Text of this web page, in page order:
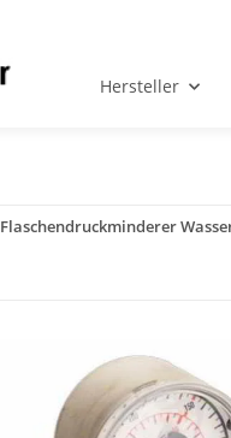
Hersteller
Flaschendruckminderer